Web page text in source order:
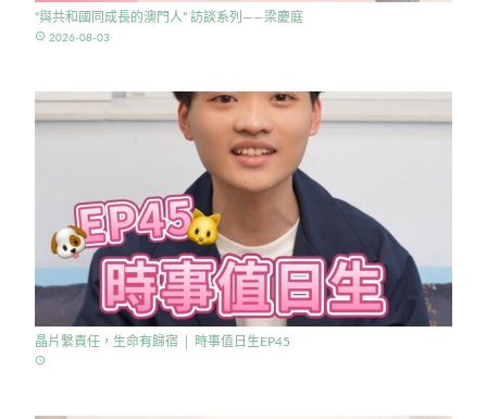
“與共和國同成長的澳門人” 訪談系列——梁慶庭
access_time 2026-08-03
晶片繫責任，生命有歸宿 │ 時事值日生EP45
access_time